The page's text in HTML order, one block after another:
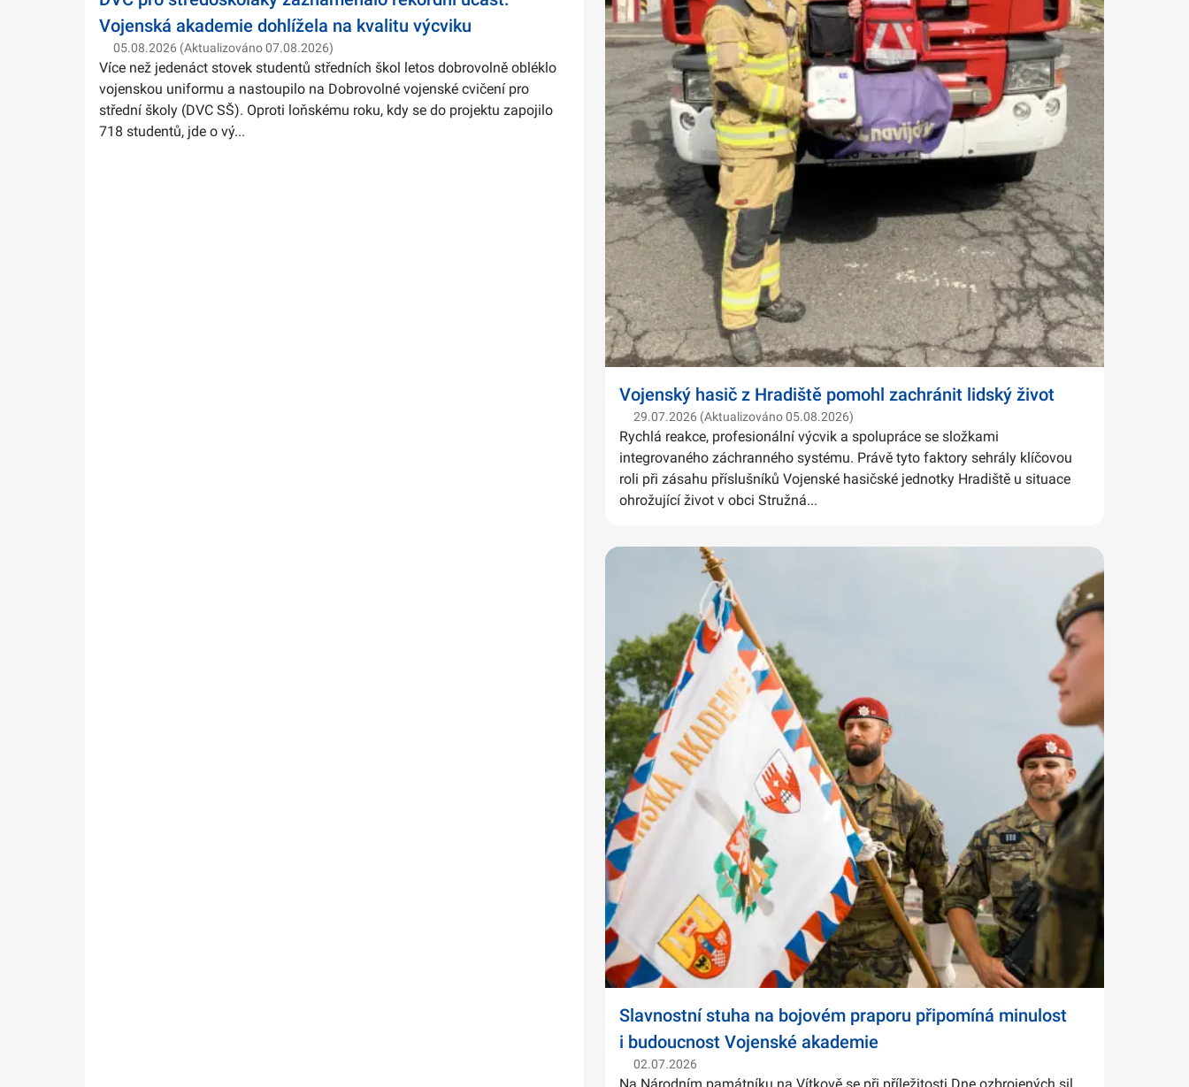
Vojenská akademie dohlížela na kvalitu výcviku
05.08.2026 (Aktualizováno 07.08.2026)
Více než jedenáct stovek studentů středních škol letos dobrovolně obléklo
vojenskou uniformu a nastoupilo na Dobrovolné vojenské cvičení pro
střední školy (DVC SŠ). Oproti loňskému roku, kdy se do projektu zapojilo
718 studentů, jde o vý...
Vojenský hasič z Hradiště pomohl zachránit lidský život
29.07.2026 (Aktualizováno 05.08.2026)
Rychlá reakce, profesionální výcvik a spolupráce se složkami
integrovaného záchranného systému. Právě tyto faktory sehrály klíčovou
roli při zásahu příslušníků Vojenské hasičské jednotky Hradiště u situace
ohrožující život v obci Stružná...
Slavnostní stuha na bojovém praporu připomíná minulost
i budoucnost Vojenské akademie
02.07.2026